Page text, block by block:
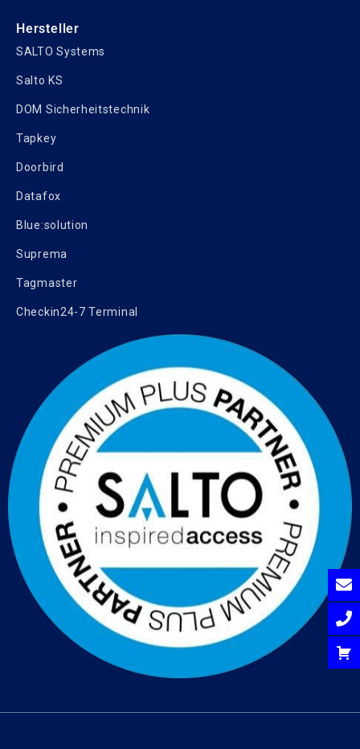
Hersteller
SALTO Systems
Salto KS
DOM Sicherheitstechnik
Tapkey
Doorbird
Datafox
Blue:solution
Suprema
Tagmaster
Checkin24-7 Terminal